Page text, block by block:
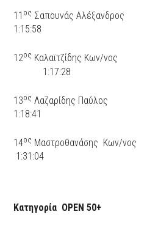
11 ος Σαπουνάς
1:15:58
12ος Καλαϊτζίδης Κων/νος
1:17:28
13ος Λαζαρίδης
1:18:41
14ος Μαστροθανάσης
1:31:04
Κατηγορία ΟΡΕΝ 50+